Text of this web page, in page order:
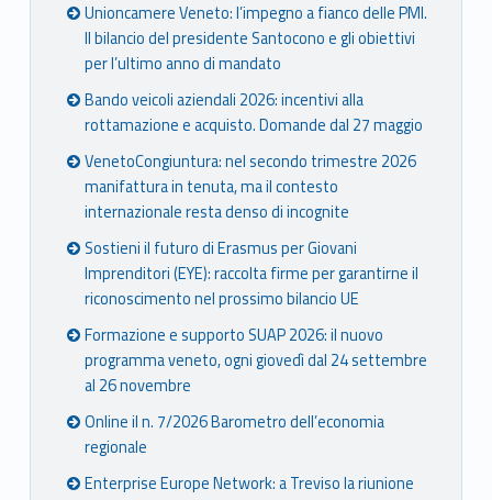
Unioncamere Veneto: l’impegno a fianco delle PMI.
Il bilancio del presidente Santocono e gli obiettivi
per l’ultimo anno di mandato
Bando veicoli aziendali 2026: incentivi alla
rottamazione e acquisto. Domande dal 27 maggio
VenetoCongiuntura: nel secondo trimestre 2026
manifattura in tenuta, ma il contesto
internazionale resta denso di incognite
Sostieni il futuro di Erasmus per Giovani
Imprenditori (EYE): raccolta firme per garantirne il
riconoscimento nel prossimo bilancio UE
Formazione e supporto SUAP 2026: il nuovo
programma veneto, ogni giovedì dal 24 settembre
al 26 novembre
Online il n. 7/2026 Barometro dell’economia
regionale
Enterprise Europe Network: a Treviso la riunione